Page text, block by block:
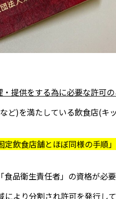
提供をする為に必要な許可の
ど)を満たしている飲食店(キ
定飲食店舗とほぼ同様の手順」
品衛生責任者」の資格が必要
より分割され許可を発行して